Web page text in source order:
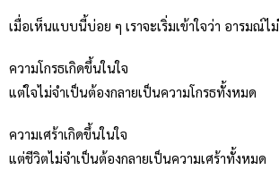
เมื่อเห็นแบบนี้บ่อย ๆ เราจะเริ่มเข้าใจว่า อารมณ์ไ
ความโกรธเกิดขึ้นในใจ
แต่ใจไม่จำเป็นต้องกลายเป็นความโกรธทั้งหมด
ความเศร้าเกิดขึ้นในใจ
แต่ชีวิตไม่จำเป็นต้องกลายเป็นความเศร้าทั้งหมด